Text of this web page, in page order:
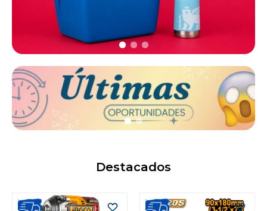
Destacados